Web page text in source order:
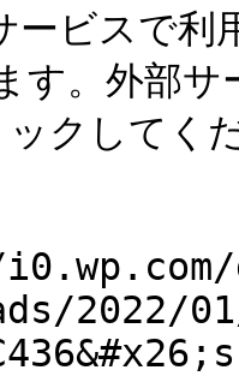
ービスで
す。外部
クしてく
2022/